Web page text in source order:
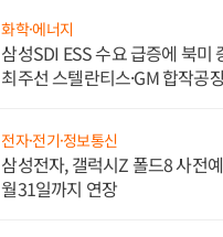
화학·에너지
삼성SDI ESS 수요 급증에 북미
최주선 스텔란티스·GM 합작공
전자·전기·정보통신
삼성전자, 갤럭시Z 폴드8 사전
월31일까지 연장